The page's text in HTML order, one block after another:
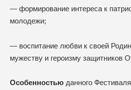
— формирование интереса к
молодежи;
— воспитание любви к своей
мужеству и героизму защитников
Особенностью данного